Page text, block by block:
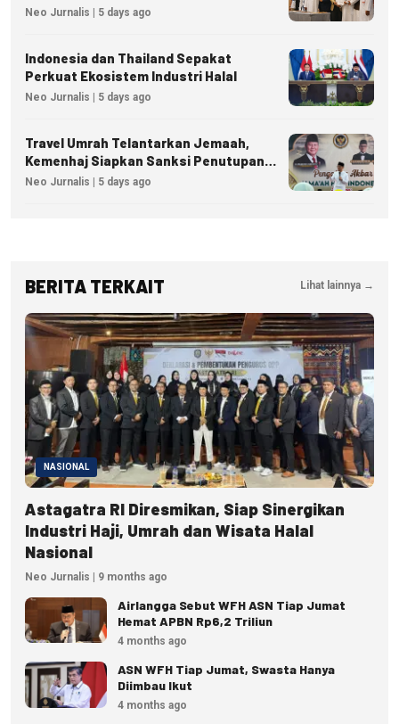
Neo Jurnalis | 5 days ago
Indonesia dan Thailand Sepakat
Perkuat Ekosistem Industri Halal
Neo Jurnalis | 5 days ago
Travel Umrah Telantarkan Jemaah,
Kemenhaj Siapkan Sanksi Penutupan
Izin hingga Pidana
Neo Jurnalis | 5 days ago
BERITA TERKAIT Lihat lainnya →
NASIONAL
Astagatra RI Diresmikan, Siap Sinergikan
Industri Haji, Umrah dan Wisata Halal
Nasional
Neo Jurnalis | 9 months ago
Airlangga Sebut WFH ASN Tiap Jumat
Hemat APBN Rp6,2 Triliun
4 months ago
ASN WFH Tiap Jumat, Swasta Hanya
Diimbau Ikut
4 months ago